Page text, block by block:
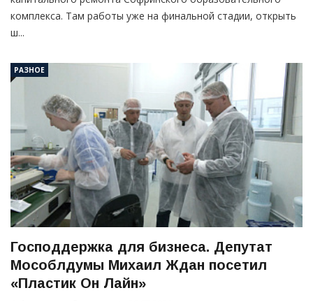
комплекса. Там работы уже на финальной стадии, открыть
ш...
РАЗНОЕ
Господдержка для бизнеса. Депутат
Мособлдумы Михаил Ждан посетил
«Пластик Он Лайн»